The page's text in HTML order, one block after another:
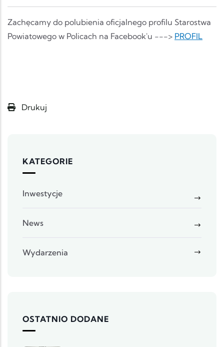
Zachęcamy do polubienia oficjalnego profilu Starostwa
Powiatowego w Policach na Facebook'u ---> PROFIL
Drukuj
KATEGORIE
Inwestycje
News
Wydarzenia
OSTATNIO DODANE